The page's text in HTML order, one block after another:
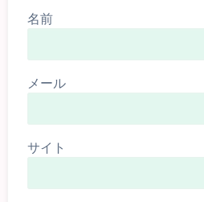
名前
メール
サイト